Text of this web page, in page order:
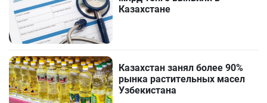
Казахстане
Казахстан занял более 90%
рынка растительных масел
Узбекистана